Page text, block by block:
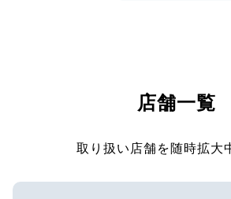
店舗一覧
取り扱い店舗を随時拡大